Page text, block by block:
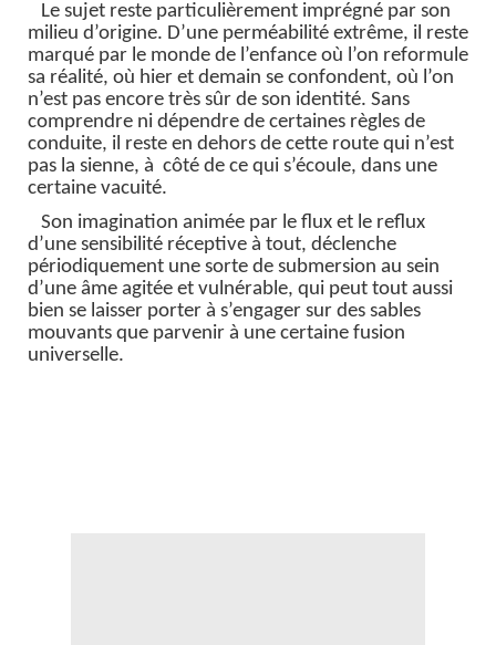
Le sujet reste particulièrement imprégné par son
milieu d’origine. D’une perméabilité extrême, il reste
marqué par le monde de l’enfance où l’on reformule
sa réalité, où hier et demain se confondent, où l’on
n’est pas encore très sûr de son identité. Sans
comprendre ni dépendre de certaines règles de
conduite, il reste en dehors de cette route qui n’est
pas la sienne, à côté de ce qui s’écoule, dans une
certaine vacuité.
Son imagination animée par le flux et le reflux
d’une sensibilité réceptive à tout, déclenche
périodiquement une sorte de submersion au sein
d’une âme agitée et vulnérable, qui peut tout aussi
bien se laisser porter à s’engager sur des sables
mouvants que parvenir à une certaine fusion
universelle.